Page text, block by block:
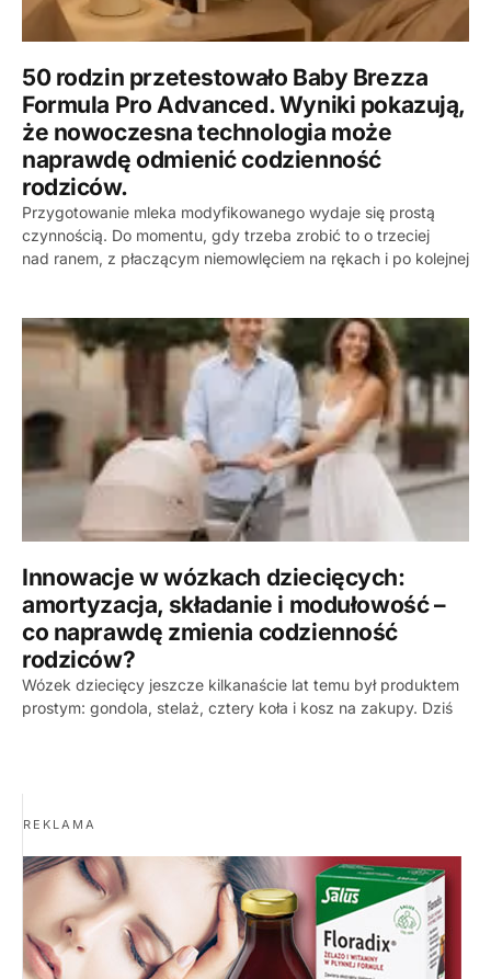
50 rodzin przetestowało Baby Brezza
Formula Pro Advanced. Wyniki pokazują,
że nowoczesna technologia może
naprawdę odmienić codzienność
rodziców.
Przygotowanie mleka modyfikowanego wydaje się prostą
czynnością. Do momentu, gdy trzeba zrobić to o trzeciej
nad ranem, z płaczącym niemowlęciem na rękach i po kolejnej
Innowacje w wózkach dziecięcych:
amortyzacja, składanie i modułowość –
co naprawdę zmienia codzienność
rodziców?
Wózek dziecięcy jeszcze kilkanaście lat temu był produktem
prostym: gondola, stelaż, cztery koła i kosz na zakupy. Dziś
REKLAMA